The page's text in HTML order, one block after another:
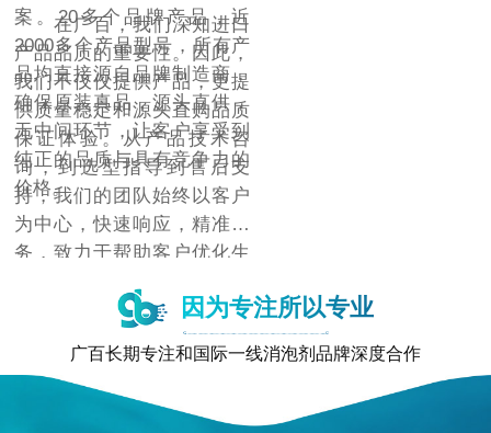
案。20多个品牌产品，近
2000多个产品型号，所有产
品均直接源自品牌制造商，
确保原装真品，源头直供，
无中间环节，让客户享受到
纯正的品质与具有竞争力的
价格。
在广百，我们深知进口
产品品质的重要性。因此，
我们不仅仅提供产品，更提
供质量稳定和源头直购品质
保证体验。从产品技术咨
询，到选型指导到售后支
持，我们的团队始终以客户
为中心，快速响应，精准服
务，致力于帮助客户优化生
低成本，增强市场竞争力。因为专注所以专业
广百长期专注和国际一线消泡剂品牌深度合作